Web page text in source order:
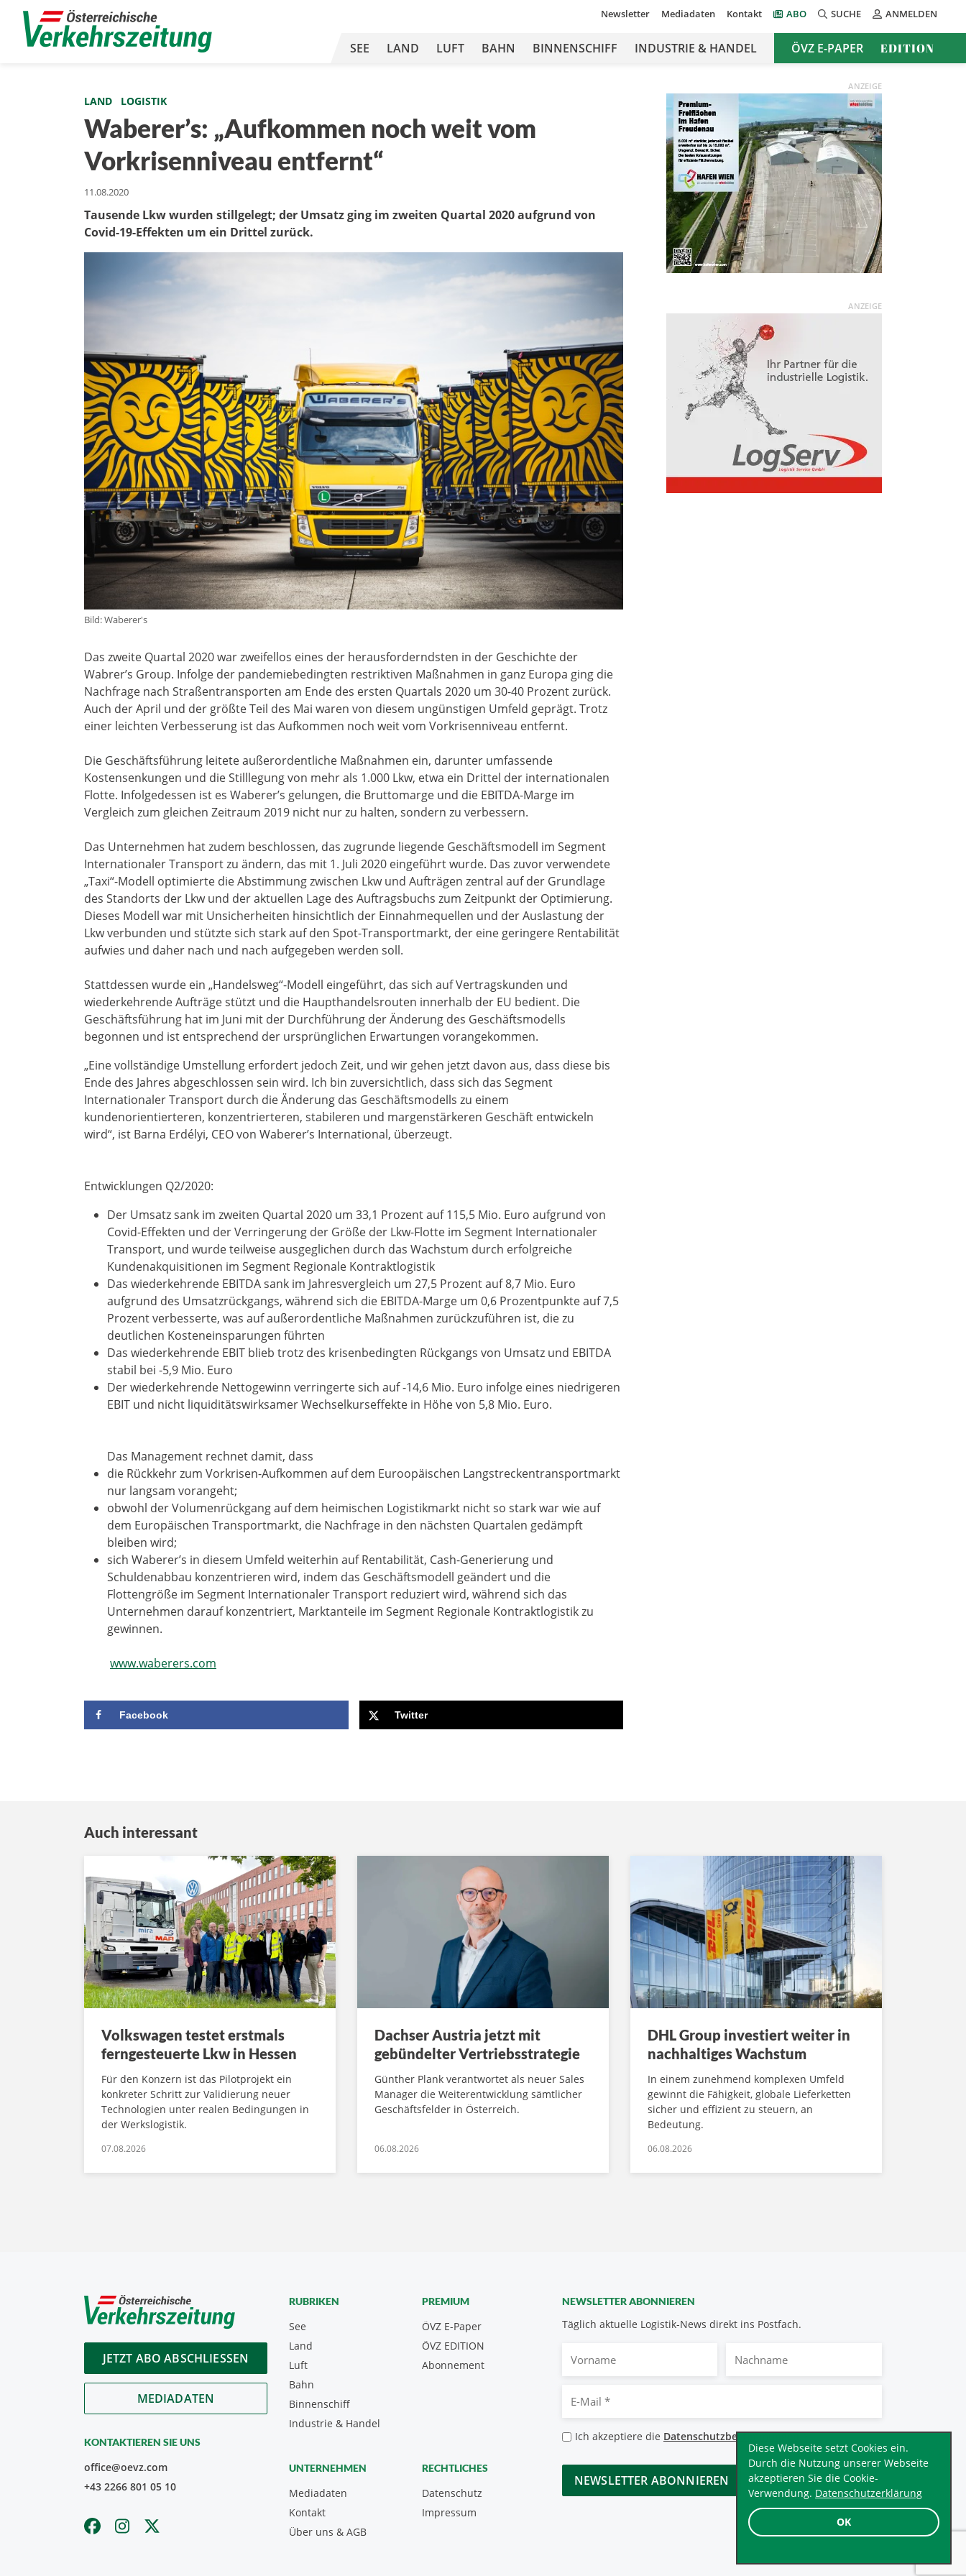
OK
Diese Webseite setzt Cookies ein.
Durch die Nutzung unserer Webseite
akzeptieren Sie die Cookie-
Verwendung. Datenschutzerklärung
Newsletter Mediadaten Kontakt ABO SUCHE ANMELDEN
SEE LAND LUFT BAHN BINNENSCHIFF INDUSTRIE & HANDEL ÖVZ E-PAPER EDITION
LAND LOGISTIK
Waberer’s: „Aufkommen noch weit vom
Vorkrisenniveau entfernt“
11.08.2020
Tausende Lkw wurden stillgelegt; der Umsatz ging im zweiten Quartal 2020 aufgrund von
Covid-19-Effekten um ein Drittel zurück.
Bild: Waberer's
Das zweite Quartal 2020 war zweifellos eines der herausforderndsten in der Geschichte der
Wabrer’s Group. Infolge der pandemiebedingten restriktiven Maßnahmen in ganz Europa ging die
Nachfrage nach Straßentransporten am Ende des ersten Quartals 2020 um 30-40 Prozent zurück.
Auch der April und der größte Teil des Mai waren von diesem ungünstigen Umfeld geprägt. Trotz
einer leichten Verbesserung ist das Aufkommen noch weit vom Vorkrisenniveau entfernt.
Die Geschäftsführung leitete außerordentliche Maßnahmen ein, darunter umfassende
Kostensenkungen und die Stilllegung von mehr als 1.000 Lkw, etwa ein Drittel der internationalen
Flotte. Infolgedessen ist es Waberer’s gelungen, die Bruttomarge und die EBITDA-Marge im
Vergleich zum gleichen Zeitraum 2019 nicht nur zu halten, sondern zu verbessern.
Das Unternehmen hat zudem beschlossen, das zugrunde liegende Geschäftsmodell im Segment
Internationaler Transport zu ändern, das mit 1. Juli 2020 eingeführt wurde. Das zuvor verwendete
„Taxi“-Modell optimierte die Abstimmung zwischen Lkw und Aufträgen zentral auf der Grundlage
des Standorts der Lkw und der aktuellen Lage des Auftragsbuchs zum Zeitpunkt der Optimierung.
Dieses Modell war mit Unsicherheiten hinsichtlich der Einnahmequellen und der Auslastung der
Lkw verbunden und stützte sich stark auf den Spot-Transportmarkt, der eine geringere Rentabilität
aufwies und daher nach und nach aufgegeben werden soll.
Stattdessen wurde ein „Handelsweg“-Modell eingeführt, das sich auf Vertragskunden und
wiederkehrende Aufträge stützt und die Haupthandelsrouten innerhalb der EU bedient. Die
Geschäftsführung hat im Juni mit der Durchführung der Änderung des Geschäftsmodells
begonnen und ist entsprechend der ursprünglichen Erwartungen vorangekommen.
„Eine vollständige Umstellung erfordert jedoch Zeit, und wir gehen jetzt davon aus, dass diese bis
Ende des Jahres abgeschlossen sein wird. Ich bin zuversichtlich, dass sich das Segment
Internationaler Transport durch die Änderung das Geschäftsmodells zu einem
kundenorientierteren, konzentrierteren, stabileren und margenstärkeren Geschäft entwickeln
wird“, ist Barna Erdélyi, CEO von Waberer’s International, überzeugt.
Entwicklungen Q2/2020:
Der Umsatz sank im zweiten Quartal 2020 um 33,1 Prozent auf 115,5 Mio. Euro aufgrund von
Covid-Effekten und der Verringerung der Größe der Lkw-Flotte im Segment Internationaler
Transport, und wurde teilweise ausgeglichen durch das Wachstum durch erfolgreiche
Kundenakquisitionen im Segment Regionale Kontraktlogistik
Das wiederkehrende EBITDA sank im Jahresvergleich um 27,5 Prozent auf 8,7 Mio. Euro
aufgrund des Umsatzrückgangs, während sich die EBITDA-Marge um 0,6 Prozentpunkte auf 7,5
Prozent verbesserte, was auf außerordentliche Maßnahmen zurückzuführen ist, die zu
deutlichen Kosteneinsparungen führten
Das wiederkehrende EBIT blieb trotz des krisenbedingten Rückgangs von Umsatz und EBITDA
stabil bei -5,9 Mio. Euro
Der wiederkehrende Nettogewinn verringerte sich auf -14,6 Mio. Euro infolge eines niedrigeren
EBIT und nicht liquiditätswirksamer Wechselkurseffekte in Höhe von 5,8 Mio. Euro.
Das Management rechnet damit, dass
die Rückkehr zum Vorkrisen-Aufkommen auf dem Euroopäischen Langstreckentransportmarkt
nur langsam vorangeht;
obwohl der Volumenrückgang auf dem heimischen Logistikmarkt nicht so stark war wie auf
dem Europäischen Transportmarkt, die Nachfrage in den nächsten Quartalen gedämpft
bleiben wird;
sich Waberer’s in diesem Umfeld weiterhin auf Rentabilität, Cash-Generierung und
Schuldenabbau konzentrieren wird, indem das Geschäftsmodell geändert und die
Flottengröße im Segment Internationaler Transport reduziert wird, während sich das
Unternehmen darauf konzentriert, Marktanteile im Segment Regionale Kontraktlogistik zu
gewinnen.
www.waberers.com
Facebook Twitter
ANZEIGE
ANZEIGE
Auch interessant
Volkswagen testet erstmals
ferngesteuerte Lkw in Hessen
Für den Konzern ist das Pilotprojekt ein
konkreter Schritt zur Validierung neuer
Technologien unter realen Bedingungen in
der Werkslogistik.
07.08.2026
Dachser Austria jetzt mit
gebündelter Vertriebsstrategie
Günther Plank verantwortet als neuer Sales
Manager die Weiterentwicklung sämtlicher
Geschäftsfelder in Österreich.
06.08.2026
DHL Group investiert weiter in
nachhaltiges Wachstum
In einem zunehmend komplexen Umfeld
gewinnt die Fähigkeit, globale Lieferketten
sicher und effizient zu steuern, an
Bedeutung.
06.08.2026
JETZT ABO ABSCHLIESSEN
MEDIADATEN
KONTAKTIEREN SIE UNS
office@oevz.com
+43 2266 801 05 10
NEWSLETTER ABONNIEREN
Täglich aktuelle Logistik-News direkt ins Postfach.
Mail
Datenschutzbestimmungen
Ich akzeptiere die Datenschutzbestimmungen.*
CAPTCHA
RUBRIKEN
See
Land
Luft
Bahn
Binnenschiff
Industrie & Handel
PREMIUM
ÖVZ E-Paper
Abonnement
ÖVZ EDITION
UNTERNEHMEN
Mediadaten
Kontakt
Über uns & AGB
RECHTLICHES
Datenschutz
Impressum